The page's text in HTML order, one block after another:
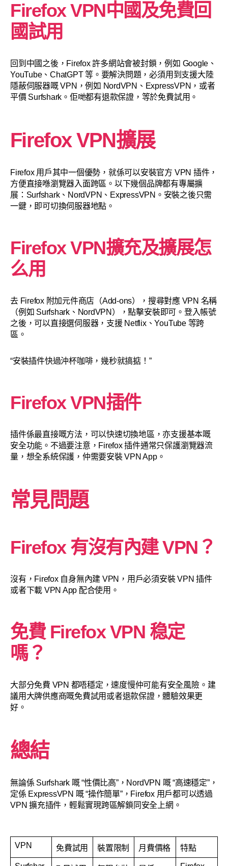
Firefox VPN中國及免費回
國試用
回到中國之後，Firefox 許多網站會被封鎖，例如 Google、
YouTube、ChatGPT 等。要解決問題，必須用到支援大陸
隱蔽伺服器嘅 VPN，例如 NordVPN、ExpressVPN，或者
平價 Surfshark。佢哋都有退款保證，等於免費試用。
Firefox VPN擴展
Firefox 用戶其中一個優勢，就係可以安裝官方 VPN 插件，
方便直接喺瀏覽器入面跨區。以下幾個品牌都有專屬擴
展：Surfshark、NordVPN、ExpressVPN。安裝之後只需
一鍵，即可切換伺服器地點。
Firefox VPN擴充及擴展怎
么用
去 Firefox 附加元件商店（Add-ons），搜尋對應 VPN 名稱
（例如 Surfshark、NordVPN），點擊安裝即可。登入帳號
之後，可以直接選伺服器，支援 Netflix、YouTube 等跨
區。
“安裝插件快過沖杯咖啡，幾秒就搞掂！”
Firefox VPN插件
插件係最直接嘅方法，可以快速切換地區，亦支援基本嘅
安全功能。不過要注意，Firefox 插件通常只保護瀏覽器流
量，想全系統保護，仲需要安裝 VPN App。
常見問題
Firefox 有沒有內建 VPN？
沒有，Firefox 自身無內建 VPN，用戶必須安裝 VPN 插件
或者下載 VPN App 配合使用。
免費 Firefox VPN 稳定
嗎？
大部分免費 VPN 都唔穩定，速度慢仲可能有安全風險。建
議用大牌供應商嘅免費試用或者退款保證，體驗效果更
好。
總結
無論係 Surfshark 嘅 “性價比高”，NordVPN 嘅 “高速穩定”，
定係 ExpressVPN 嘅 “操作簡單”，Firefox 用戶都可以透過
VPN 擴充插件，輕鬆實現跨區解鎖同安全上網。
VPN 免費試用 裝置限制 月費價格 特點